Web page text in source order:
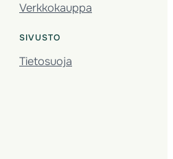
Verkkokauppa
SIVUSTO
Tietosuoja